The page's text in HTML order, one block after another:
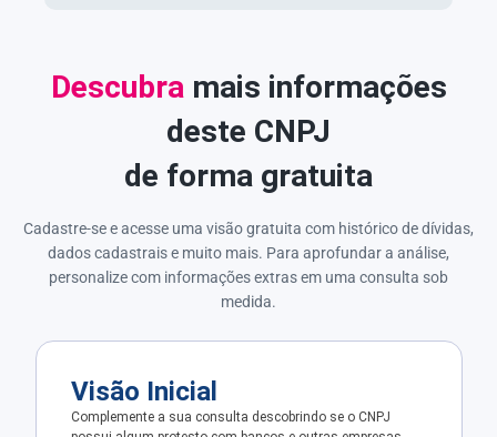
Descubra mais informações
deste CNPJ
de forma gratuita
Cadastre-se e acesse uma visão gratuita com histórico de dívidas,
dados cadastrais e muito mais. Para aprofundar a análise,
personalize com informações extras em uma consulta sob
medida.
Visão Inicial
Complemente a sua consulta descobrindo se o CNPJ